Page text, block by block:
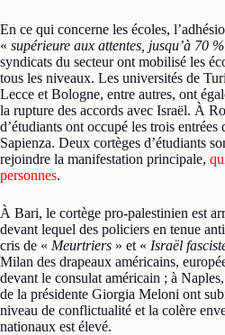
En ce qui concerne les écoles,
« supérieure aux attentes, jusqu’à 70
syndicats du secteur ont mobilisé les
tous les niveaux. Les universités de
Lecce et Bologne, entre autres, ont
la rupture des accords avec Israël. À
d’étudiants ont occupé les trois
Sapienza. Deux cortèges d’étudiants
rejoindre la manifestation principale,
personnes.
À Bari, le cortège pro-palestinien est
devant lequel des policiers en tenue
cris de « Meurtriers » et « Israël
Milan des drapeaux américains,
devant le consulat américain ; à
de la présidente Giorgia Meloni ont
niveau de conflictualité et la colère
nationaux est élevé.